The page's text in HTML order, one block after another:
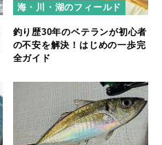
海・川・湖のフィールド
釣り歴30年のベテランが初心者
の不安を解決！はじめの一歩完
全ガイド